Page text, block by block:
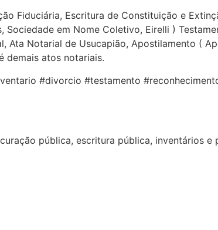
Fiduciária, Escritura de Constituição e
Sociedade em Nome Coletivo, Eirelli )
Ata Notarial de Usucapião, Apostilamento (
demais atos notariais.
#divorcio #testamento
pública, escritura pública, inventários e